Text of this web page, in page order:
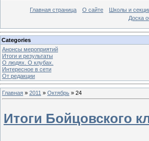
Главная страница О сайте Школы и
Доска
Categories
Анонсы мероприятий
Итоги и результаты
О людях. О клубах.
Интересное в сети
От редакции
Главная » 2011 » Октябрь » 24
Итоги Бойцовского